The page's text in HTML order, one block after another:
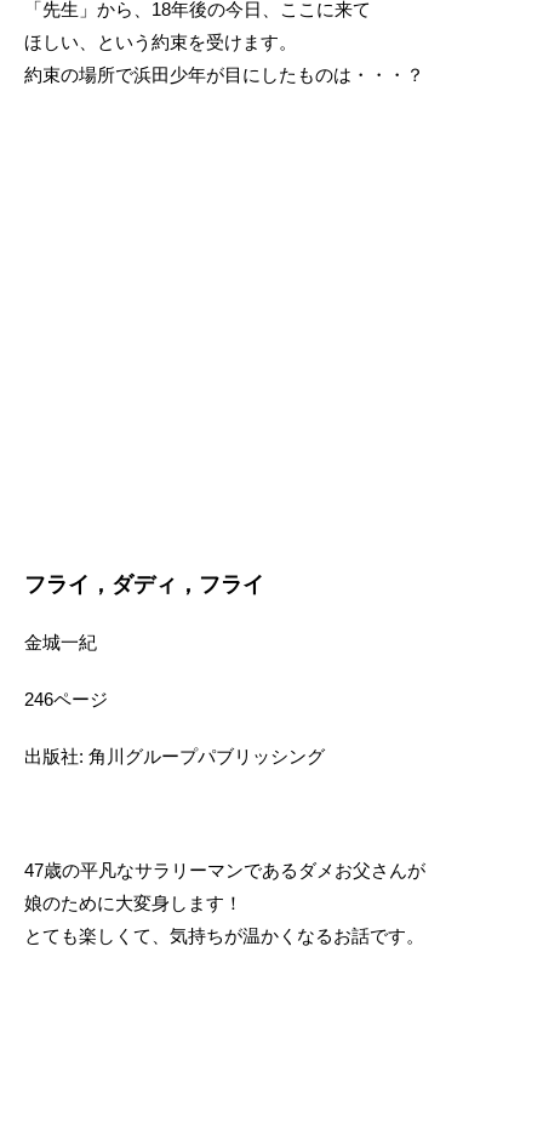
「先生」から、18年後の今日、ここに来て
ほしい、という約束を受けます。
約束の場所で浜田少年が目にしたものは・・・？
フライ，ダディ，フライ
金城一紀
246ページ
出版社: 角川グループパブリッシング
47歳の平凡なサラリーマンであるダメお父さんが
娘のために大変身します！
とても楽しくて、気持ちが温かくなるお話です。